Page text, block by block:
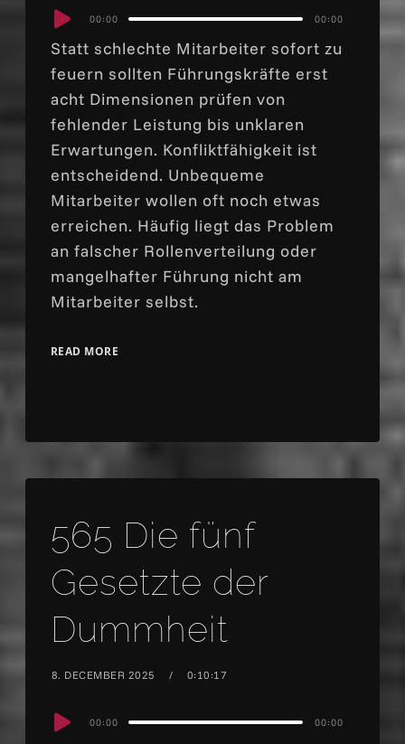
Audio00:00 00:00
Statt schlechte Mitarbeiter sofort zu
feuern sollten Führungskräfte erst
acht Dimensionen prüfen von
fehlender Leistung bis unklaren
Erwartungen. Konfliktfähigkeit ist
entscheidend. Unbequeme
Mitarbeiter wollen oft noch etwas
erreichen. Häufig liegt das Problem
an falscher Rollenverteilung oder
mangelhafter Führung nicht am
Mitarbeiter selbst.
READ MORE
565 Die fünf
Gesetzte der
Dummheit
8. DECEMBER 2025 0:10:17
Audio00:00 00:00